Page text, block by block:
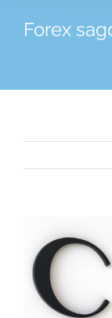
Forex
immagine